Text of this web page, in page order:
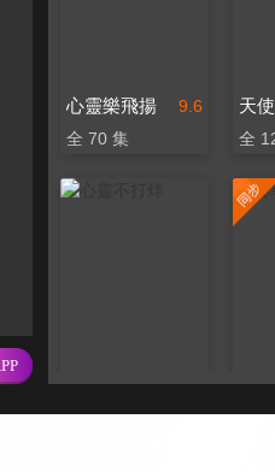
9.6
心靈樂飛揚
全 70 集
天
全